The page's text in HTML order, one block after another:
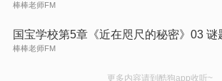
棒棒老师FM
国宝学校第5章《近在咫尺的秘密》03 谜
棒棒老师FM
更多内容请到酷狗app收听~